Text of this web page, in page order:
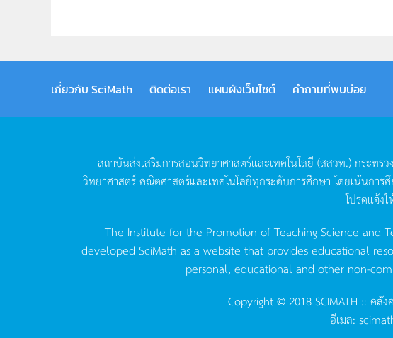
เกี่ยวกับ SciMath ติดต่อเรา แผนผังเว็บไซต์ คำถามที่พบบ่อย
สถาบันส่งเสริมการสอนวิทยาศาสตร์และเทคโนโลยี (สสวท.) กระทร
วิทยาศาสตร์คณิตศาสตร์และเทคโนโลยีทุกระดับการศึกษา โดยเน้นการ
โปรดแจ้ง
The Institute for the Promotion of Teaching Science and
developed SciMath as a website that provides educational
personal, educational and other non-
Copyright © 2018 SCIMATH :: คลั
อีเมล: